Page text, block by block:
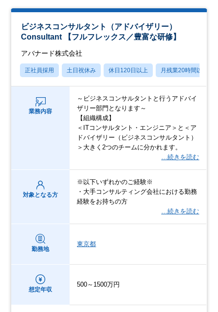
ビジネスコンサルタント（アドバイザリー）
Consultant 【フルフレックス／豊富な研修】
アバナード株式会社
正社員採用 土日祝休み 休日120日以上 月残業20時間以内
業務内容
～ビジネスコンサルタントと行うアドバイ
ザリー部門となります～
【組織構成】
＜ITコンサルタント・エンジニア＞と＜ア
ドバイザリー（ビジネスコンサルタント）
＞大きく2つのチームに分かれます。
…続きを読む
対象となる方
※以下いずれかのご経験※
・大手コンサルティング会社における勤務
経験をお持ちの方
…続きを読む
勤務地
東京都
想定年収
500～1500万円